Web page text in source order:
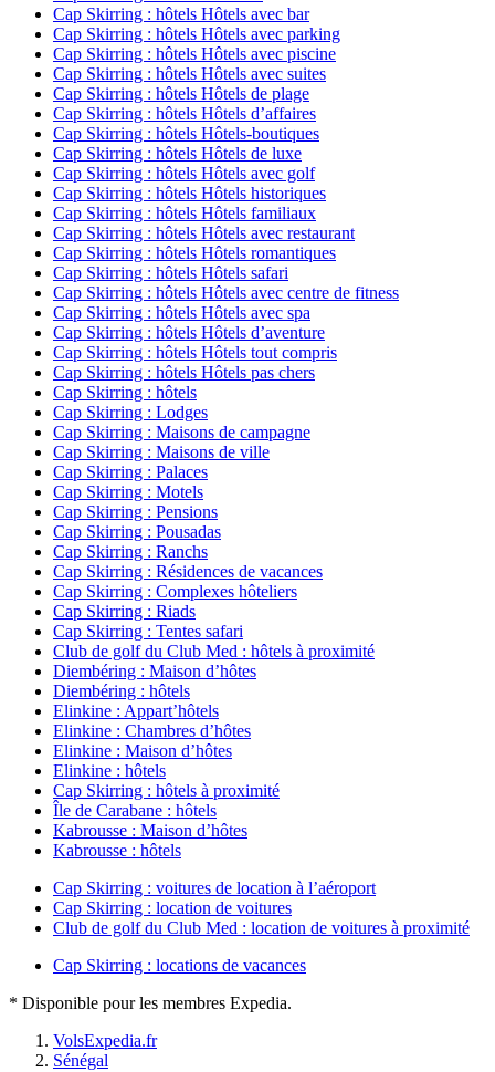
Cap Skirring : hôtels Hôtels avec bar
Cap Skirring : hôtels Hôtels avec parking
Cap Skirring : hôtels Hôtels avec piscine
Cap Skirring : hôtels Hôtels avec suites
Cap Skirring : hôtels Hôtels de plage
Cap Skirring : hôtels Hôtels d’affaires
Cap Skirring : hôtels Hôtels-boutiques
Cap Skirring : hôtels Hôtels de luxe
Cap Skirring : hôtels Hôtels avec golf
Cap Skirring : hôtels Hôtels historiques
Cap Skirring : hôtels Hôtels familiaux
Cap Skirring : hôtels Hôtels avec restaurant
Cap Skirring : hôtels Hôtels romantiques
Cap Skirring : hôtels Hôtels safari
Cap Skirring : hôtels Hôtels avec centre de fitness
Cap Skirring : hôtels Hôtels avec spa
Cap Skirring : hôtels Hôtels d’aventure
Cap Skirring : hôtels Hôtels tout compris
Cap Skirring : hôtels Hôtels pas chers
Cap Skirring : hôtels
Cap Skirring : Lodges
Cap Skirring : Maisons de campagne
Cap Skirring : Maisons de ville
Cap Skirring : Palaces
Cap Skirring : Motels
Cap Skirring : Pensions
Cap Skirring : Pousadas
Cap Skirring : Ranchs
Cap Skirring : Résidences de vacances
Cap Skirring : Complexes hôteliers
Cap Skirring : Riads
Cap Skirring : Tentes safari
Club de golf du Club Med : hôtels à proximité
Diembéring : Maison d’hôtes
Diembéring : hôtels
Elinkine : Appart’hôtels
Elinkine : Chambres d’hôtes
Elinkine : Maison d’hôtes
Elinkine : hôtels
Cap Skirring : hôtels à proximité
Île de Carabane : hôtels
Kabrousse : Maison d’hôtes
Kabrousse : hôtels
Cap Skirring : voitures de location à l’aéroport
Cap Skirring : location de voitures
Club de golf du Club Med : location de voitures à proximité
Cap Skirring : locations de vacances
* Disponible pour les membres Expedia.
VolsExpedia.fr
Sénégal